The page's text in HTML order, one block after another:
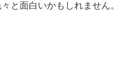
と面白いかもしれません。